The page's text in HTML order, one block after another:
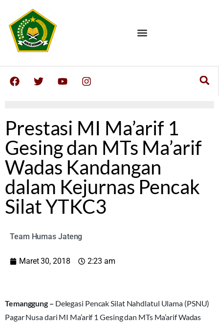
Prestasi MI Ma’arif 1
Gesing dan MTs Ma’arif
Wadas Kandangan
dalam Kejurnas Pencak
Silat YTKC3
Team Humas Jateng
Maret 30, 2018 2:23 am
Temanggung – Delegasi Pencak Silat Nahdlatul Ulama (PSNU)
Pagar Nusa dari MI Ma’arif 1 Gesing dan MTs Ma’arif Wadas